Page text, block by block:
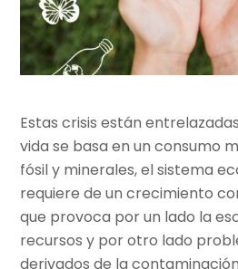
Estas crisis están
vida se basa en un consumo
fósil y minerales, el sistema
requiere de un crecimiento
que provoca por un lado la
recursos y por otro lado
derivados de la